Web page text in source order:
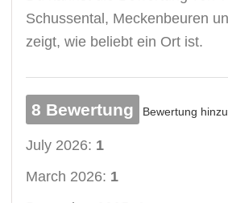
Schussental, Meckenbeuren
zeigt, wie beliebt ein Ort ist.
8 Bewertung Bewertung
July 2026: 1
March 2026: 1